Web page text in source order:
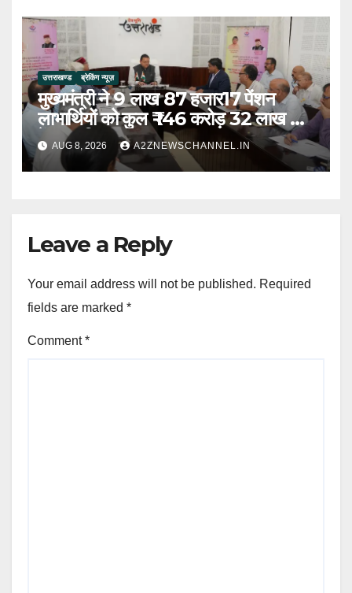
उत्तराखण्ड ब्रेकिंग न्यूज़
मुख्यमंत्री ने 9 लाख 87 हजार17 पेंशन
लाभार्थियों को कुल ₹ 146 करोड़ 32 लाख की
पेंशन राशि का किया भुगतान
AUG 8, 2026 A2ZNEWSCHANNEL.IN
Leave a Reply
Your email address will not be published. Required
fields are marked *
Comment*